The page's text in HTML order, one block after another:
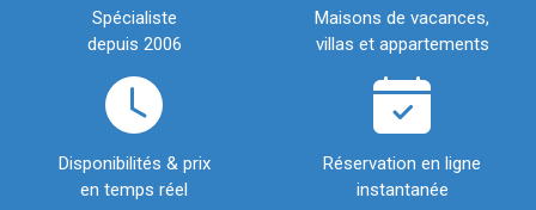
Spécialiste
depuis 2006
Maisons de vacances,
villas et appartements
Disponibilités & prix
en temps réel
Réservation en ligne
instantanée